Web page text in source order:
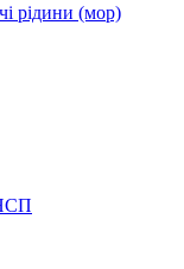
рідини (мор)